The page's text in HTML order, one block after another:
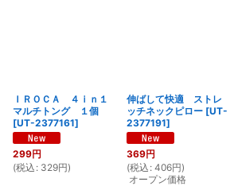
ＩＲＯＣＡ ４ｉｎ１
マルチトング １個
[UT-2377161]
299円
(税込 : 329円)
伸ばして快適 ストレ
ッチネックピロー [UT-
2377191]
369円
(税込 : 406円)
オープン価格